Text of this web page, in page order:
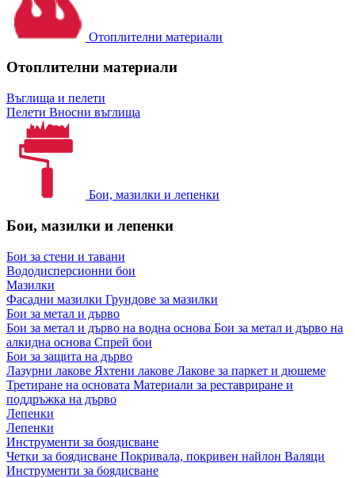
Отоплителни материали
Отоплителни материали
Въглища и пелети
Пелети Вносни въглища
Бои, мазилки и лепенки
Бои, мазилки и лепенки
Бои за стени и тавани
Вододисперсионни бои
Мазилки
Фасадни мазилки Грундове за мазилки
Бои за метал и дърво
Бои за метал и дърво на водна основа Бои за метал и дърво на
алкидна основа Спрей бои
Бои за защита на дърво
Лазурни лакове Яхтени лакове Лакове за паркет и дюшеме
Третиране на основата Материали за реставриране и
поддръжка на дърво
Лепенки
Лепенки
Инструменти за боядисване
Четки за боядисване Покривала, покривен найлон Валяци
Инструменти за боядисване